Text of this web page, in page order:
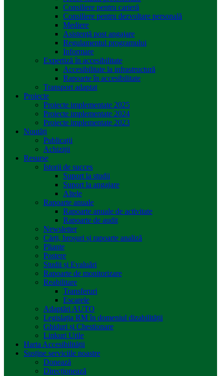
Consiliere pentru carieră
Consiliere pentru dezvoltare personală
Mediere
Asistenţă post angajare
Regulamentul programului
Informare
Expertiză în accesibilitate
Accesibilitate la infrastructură
Rapoarte în accesibilitate
Transport adaptat
Proiecte
Proiecte implementate 2025
Proiecte implementate 2024
Proiecte implementate 2023
Noutăți
Publicații
Achiziții
Resurse
Istorii de succes
Suport la studii
Suport la angajare
Altele
Rapoarte anuale
Rapoarte anuale de activitate
Rapoarte de audit
Newsletter
Cărți, broșuri și rapoarte analiză
Pliante
Postere
Studii și Evaluări
Rapoarte de monitorizare
Reabilitare
Transferuri
Escarele
Adaptări AUTO
Legislația RM în domeniul dizabilității
Ghiduri și Chestionare
Linkuri Utile
Harta Accesibilității
Susține serviciile noastre
Donează
Direcționează